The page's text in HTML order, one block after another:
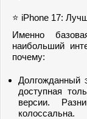
⭐ iPhone 17:
Именно
наибольший
почему:
Долгожданный
доступная
версии.
колоссальна.